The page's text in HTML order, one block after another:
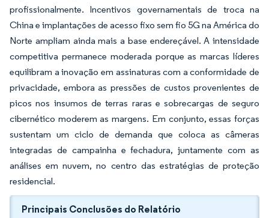
profissionalmente. Incentivos governamentais de troca na
China e implantações de acesso fixo sem fio 5G na América do
Norte ampliam ainda mais a base endereçável. A intensidade
competitiva permanece moderada porque as marcas líderes
equilibram a inovação em assinaturas com a conformidade de
privacidade, embora as pressões de custos provenientes de
picos nos insumos de terras raras e sobrecargas de seguro
cibernético moderem as margens. Em conjunto, essas forças
sustentam um ciclo de demanda que coloca as câmeras
integradas de campainha e fechadura, juntamente com as
análises em nuvem, no centro das estratégias de proteção
residencial.
Principais Conclusões do Relatório